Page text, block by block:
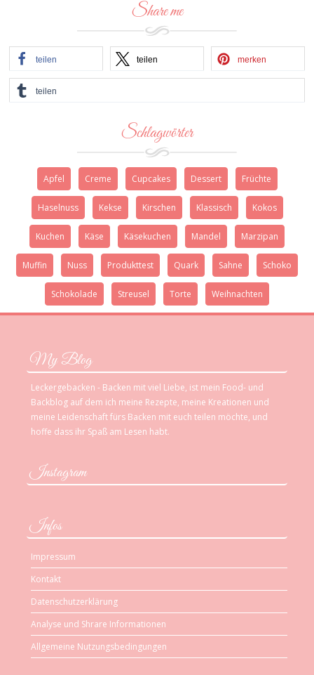
Share me
teilen teilen merken
teilen
Schlagwörter
Apfel Creme Cupcakes Dessert Früchte
Haselnuss Kekse Kirschen Klassisch Kokos
Kuchen Käse Käsekuchen Mandel Marzipan
Muffin Nuss Produkttest Quark Sahne Schoko
Schokolade Streusel Torte Weihnachten
My Blog
Leckergebacken - Backen mit viel Liebe, ist mein Food- und
Backblog auf dem ich meine Rezepte, meine Kreationen und
meine Leidenschaft fürs Backen mit euch teilen möchte, und
hoffe dass ihr Spaß am Lesen habt.
Instagram
Infos
Impressum
Kontakt
Datenschutzerklärung
Analyse und Shrare Informationen
Allgemeine Nutzungsbedingungen